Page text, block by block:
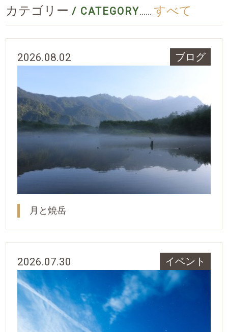
カテゴリー / CATEGORY...... すべて
2026.08.02 ブログ
月と焼岳
2026.07.30 イベント